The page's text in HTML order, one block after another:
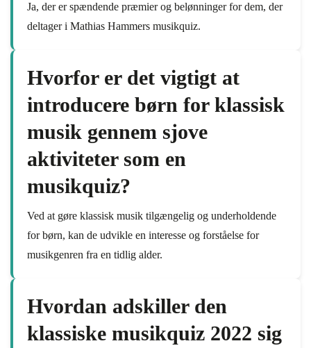
Ja, der er spændende præmier og belønninger for dem, der
deltager i Mathias Hammers musikquiz.
Hvorfor er det vigtigt at
introducere børn for klassisk
musik gennem sjove
aktiviteter som en
musikquiz?
Ved at gøre klassisk musik tilgængelig og underholdende
for børn, kan de udvikle en interesse og forståelse for
musikgenren fra en tidlig alder.
Hvordan adskiller den
klassiske musikquiz 2022 sig